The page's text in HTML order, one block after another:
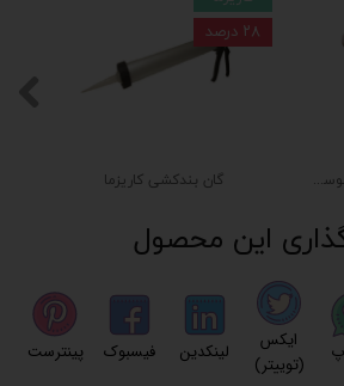
گان بندکشی کاریزما
۲۸ درصد
پودر بندکشی آبگریز طوسی روشن
ایکس
(توییتر)
لینکدین فیسبوک پینترست
این محصول